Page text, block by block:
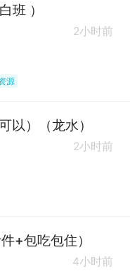
班 ）
2小时前
源
以）（龙水）
2小时前
+包吃包住）
4小时前